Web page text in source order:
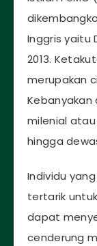
Inggris yaitu
2013.
merupakan
Kebanyakan
milenial
hingga
Individu
tertarik
dapat
cenderung